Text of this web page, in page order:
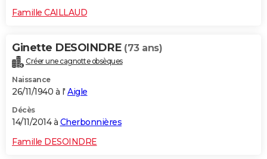
Famille CAILLAUD
Ginette DESOINDRE (73 ans)
Créer une cagnotte obsèques
Naissance
26/11/1940 à l' Aigle
Décès
14/11/2014 à Cherbonnières
Famille DESOINDRE